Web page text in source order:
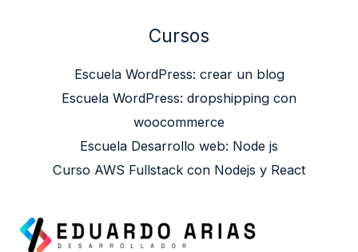
Cursos
Escuela WordPress: crear un blog
Escuela WordPress: dropshipping con
woocommerce
Escuela Desarrollo web: Node js
Curso AWS Fullstack con Nodejs y React